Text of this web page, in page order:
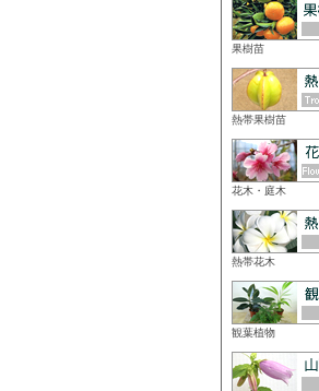
果樹苗
熱帯果樹苗
花木・庭木
熱帯花木
観葉植物